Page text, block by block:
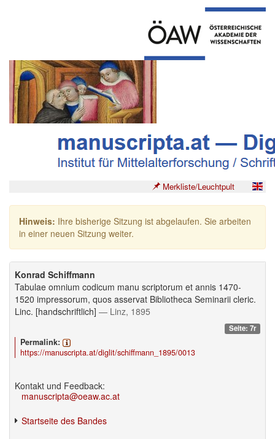
Merkliste/Leuchtpult
Hinweis: Ihre bisherige Sitzung ist abgelaufen. Sie arbeiten
in einer neuen Sitzung weiter.
Konrad Schiffmann
Tabulae omnium codicum manu scriptorum et annis 1470-
1520 impressorum, quos asservat Bibliotheca Seminarii cleric.
Linc. [handschriftlich] — Linz, 1895
Seite: 7r
Permalink:
https://manuscripta.at/diglit/schiffmann_1895/0013
Kontakt und Feedback:
manuscripta@oeaw.ac.at
Startseite des Bandes